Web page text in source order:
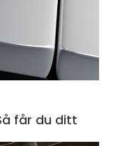
får du ditt